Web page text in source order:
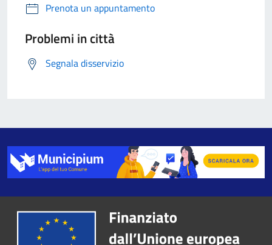
Prenota un appuntamento
Problemi in città
Segnala disservizio